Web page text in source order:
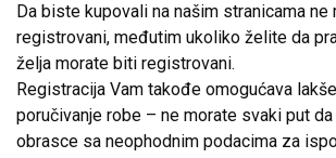
Da biste kupovali na našim stranicama
registrovani, međutim ukoliko želite da
želja morate biti registrovani.
Registracija Vam takođe omogućava
poručivanje robe – ne morate svaki put
obrasce sa neophodnim podacima za